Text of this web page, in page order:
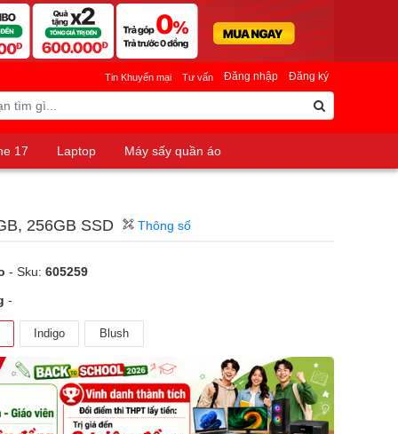
Đăng nhập Đăng ký
Tin Khuyến mại Tư vấn
17 Laptop
Máy sấy quần áo
256GB SSD Thông số
- Sku: 605259
-
Indigo Blush